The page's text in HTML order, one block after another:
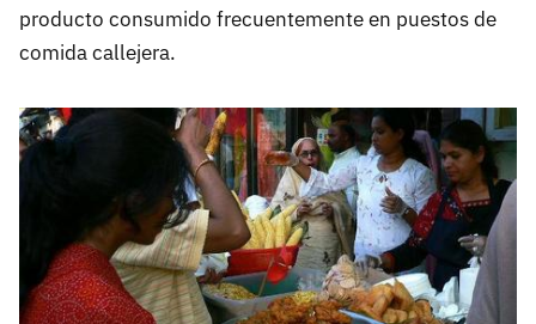
producto consumido frecuentemente en puestos de
comida callejera.